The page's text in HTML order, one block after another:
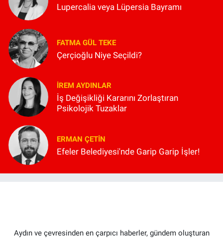
Lupercalia veya Lüpersia Bayramı
FATMA GÜL TEKE
Çerçioğlu Niye Seçildi?
İREM AYDINLAR
İş Değişikliği Kararını Zorlaştıran
Psikolojik Tuzaklar
ERMAN ÇETIN
Efeler Belediyesi'nde Garip Garip İşler!
Aydın ve çevresinden en çarpıcı haberler, gündem oluşturan